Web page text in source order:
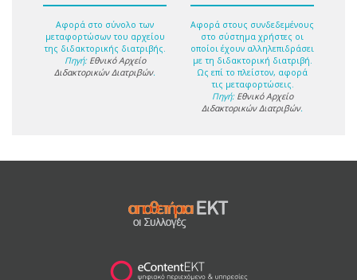
Αφορά στο σύνολο των
μεταφορτώσων του αρχείου
της διδακτορικής διατριβής.
Πηγή: Εθνικό Αρχείο
Διδακτορικών Διατριβών.
Αφορά στους συνδεδεμένους
στο σύστημα χρήστες οι
οποίοι έχουν αλληλεπιδράσει
με τη διδακτορική διατριβή.
Ως επί το πλείστον, αφορά
τις μεταφορτώσεις.
Πηγή: Εθνικό Αρχείο
Διδακτορικών Διατριβών.